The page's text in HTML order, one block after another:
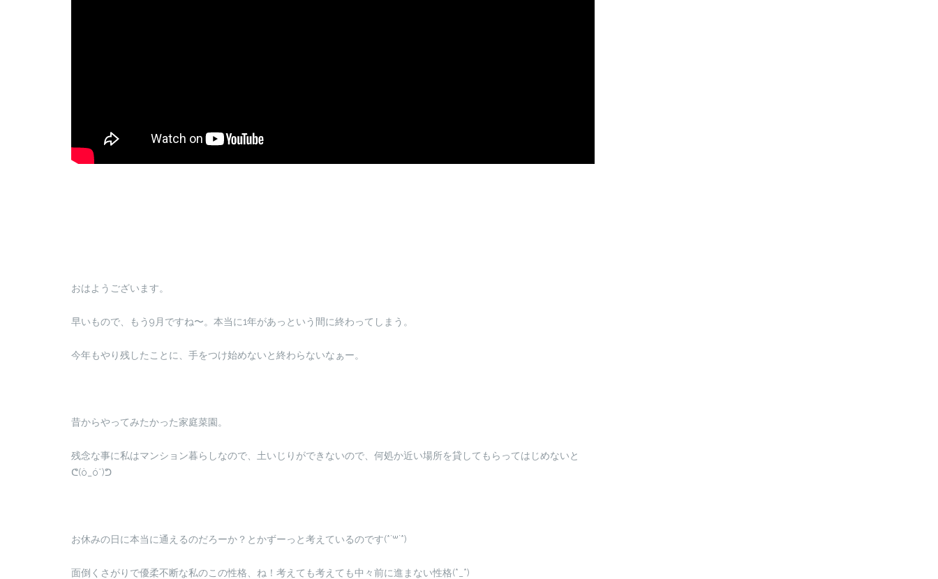
おはようございます。
早いもので、もう9月ですね〜。本当に1年があっという間に終わってしまう。
今年もやり残したことに、手をつけ始めないと終わらないなぁー。
昔からやってみたかった家庭菜園。
残念な事に私はマンション暮らしなので、土いじりができないので、何処か近い場所を貸してもらってはじめないと
ᕦ(ò_óˇ)ᕤ
お休みの日に本当に通えるのだろーか？とかずーっと考えているのです(*´꒳`*)
面倒くさがりで優柔不断な私のこの性格、ね！考えても考えても中々前に進まない性格(*_*)